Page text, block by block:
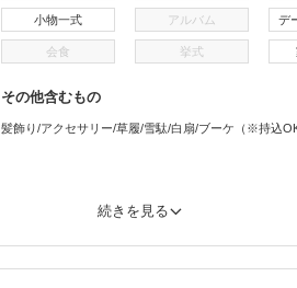
小物一式 アルバム デ
会食 挙式
その他含むもの
髪飾り/アクセサリー/草履/雪駄/白扇/ブーケ（※持込
続きを見る